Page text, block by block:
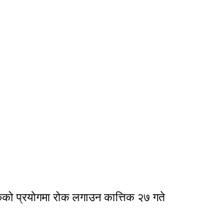
प्रयोगमा रोक लगाउन कात्तिक २७ गते